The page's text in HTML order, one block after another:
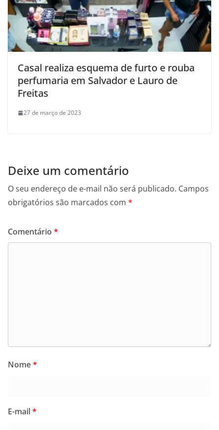
Casal realiza esquema de furto e rouba
perfumaria em Salvador e Lauro de
Freitas
27 de março de 2023
Deixe um comentário
O seu endereço de e-mail não será publicado. Campos
obrigatórios são marcados com *
Comentário *
Nome*
E-mail*